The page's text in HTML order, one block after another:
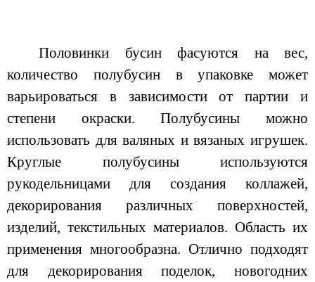
Половинки бусин фасуются на вес,
количество полубусин в упаковке может
варьироваться в зависимости от партии и
степени окраски. Полубусины можно
использовать для валяных и вязаных игрушек.
Круглые полубусины используются
рукодельницами для создания коллажей,
декорирования различных поверхностей,
изделий, текстильных материалов. Область их
применения многообразна. Отлично подходят
для декорирования поделок, новогодних